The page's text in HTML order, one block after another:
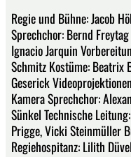
Regie und Bühne: Jacob
Sprechchor: Bernd
Ignacio Jarquin
Schmitz Kostüme: Beatrix
Geserick
Kamera Sprechchor:
Sünkel Technische
Prigge, Vicki Steinmüller
Regiehospitanz: Lilith